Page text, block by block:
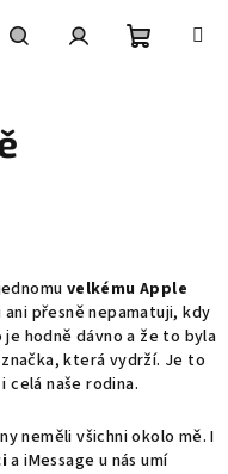
velkému Apple
ani přesně nepamatuji, kdy
je hodně dávno a že to byla
která vydrží. Je to
celá naše rodina.
neměli všichni okolo mě. I
a iMessage u nás umí